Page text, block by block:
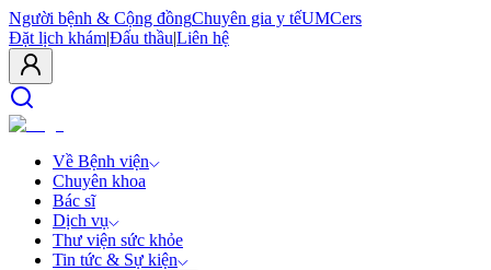
Người bệnh & Cộng đồngChuyên gia y tếUMCers
Đặt lịch khám|Đấu thầu|Liên hệ
Về Bệnh viện
Chuyên khoa
Bác sĩ
Dịch vụ
Thư viện sức khỏe
Tin tức & Sự kiện